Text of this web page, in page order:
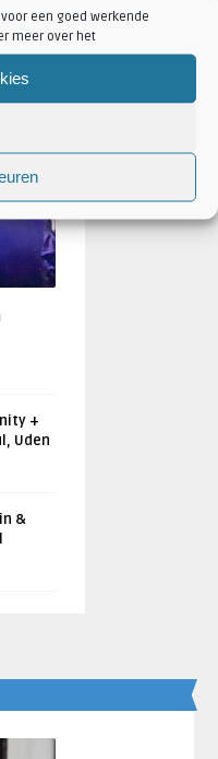
een goed werkende
meer over het
+
Uden
&